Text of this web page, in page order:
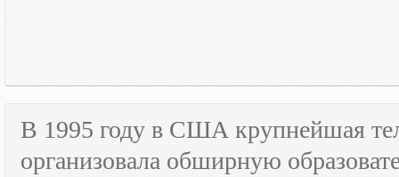
В 1995 году в США крупнейшая
организовала обширную